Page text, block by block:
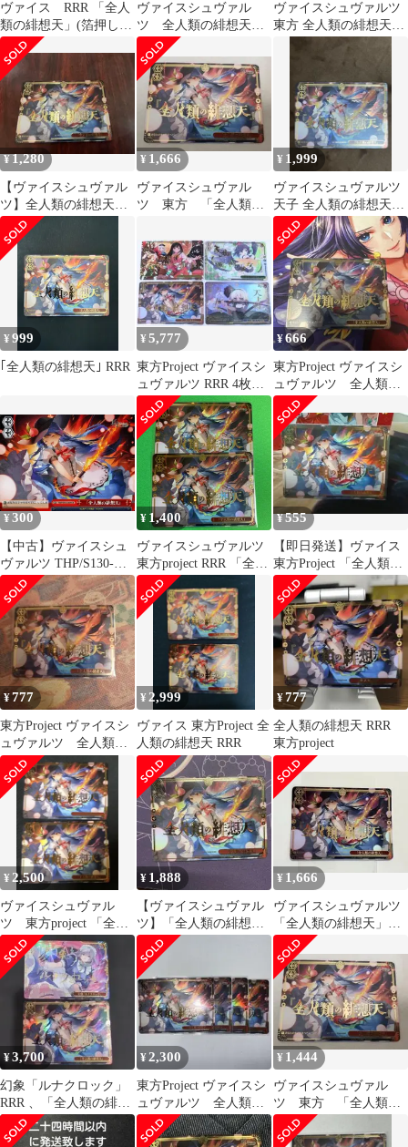
ヴァイス RRR 「全人
類の緋想天」(箔押し入
り)
ヴァイスシュヴァル
ツ 全人類の緋想天
RRR 東方project
ヴァイスシュヴァルツ
東方 全人類の緋想天
¥1,280
【ヴァイスシュヴァル
ツ】全人類の緋想天
RRR
¥ 1,666
ヴァイスシュヴァル
ツ 東方 「全人類の
ルレア
¥ 1,999
ヴァイスシュヴァルツ
天子 全人類の緋想天
RRR
¥999
｢全人類の緋想天｣ RRR
¥5,777
東方Project ヴァイスシ
ュヴァルツ RRR 4枚セ
ット
¥666
東方Project ヴァイスシ
ュヴァルツ 全人類の
緋想天 RRR
¥300
【中古】ヴァイスシュ
ヴァルツ THP/S130-
087[CR]：「全人類の緋
想天」
¥ 1,400
ヴァイスシュヴァルツ
東方project RRR 「全人
類の緋想天」 2枚
¥555
【即日発送】ヴァイス
東方Project 「全人類の
緋想天」 RRR
¥777
東方Project ヴァイスシ
ュヴァルツ 全人類の
緋想天 RRR
¥2,999
ヴァイス 東方Project 全
人類の緋想天 RRR
¥777
全人類の緋想天 RRR
東方project
¥ 2,500
ヴァイスシュヴァル
ツ 東方project 「全人
類の緋想天」 RRR 2枚
¥ 1,888
【ヴァイスシュヴァル
ツ】「全人類の緋想
天」 rrr
¥ 1,666
ヴァイスシュヴァルツ
「全人類の緋想天」
RRR 箔押し
¥3,700
幻象「ルナクロック」
RRR 、「全人類の緋想
天」 RRR
¥2,300
東方Project ヴァイスシ
ュヴァルツ 全人類の
緋想天 RRR 4枚
¥ 1,444
ヴァイスシュヴァル
ツ 東方 「全人類の
緋想天」 RRR/トリプ
ルレア